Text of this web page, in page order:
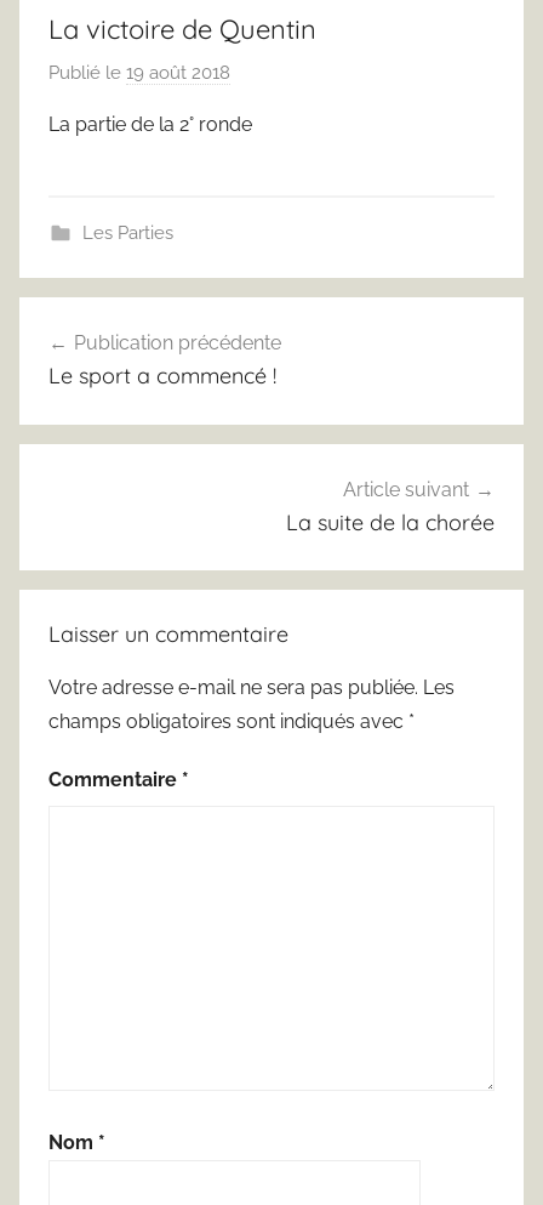
La victoire de Quentin
Publié le 19 août 2018
r
J
s
t
La partie de la 2° ronde
Les Parties
de
Publication précédente
Le sport a commencé !
Article suivant
La suite de la chorée
Laisser un commentaire
Votre adresse e-mail ne sera pas publiée. Les
champs obligatoires sont indiqués avec *
Commentaire *
Nom *